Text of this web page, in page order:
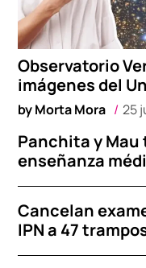
Observatorio
imágenes del
byMorta Mora 25
Panchita y
enseñanza
Cancelan
IPN a 47